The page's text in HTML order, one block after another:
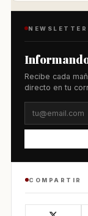
NEWSLETTER
Recibe cada
directo en tu
COMPARTIR